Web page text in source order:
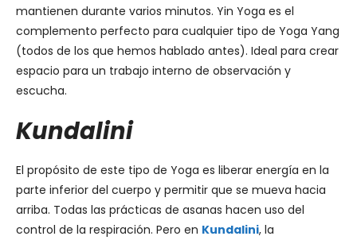
mantienen durante varios minutos. Yin Yoga es el
complemento perfecto para cualquier tipo de Yoga Yang
(todos de los que hemos hablado antes). Ideal para crear
espacio para un trabajo interno de observación y
escucha.
Kundalini
El propósito de este tipo de Yoga es liberar energía en la
parte inferior del cuerpo y permitir que se mueva hacia
arriba. Todas las prácticas de asanas hacen uso del
control de la respiración. Pero en Kundalini, la